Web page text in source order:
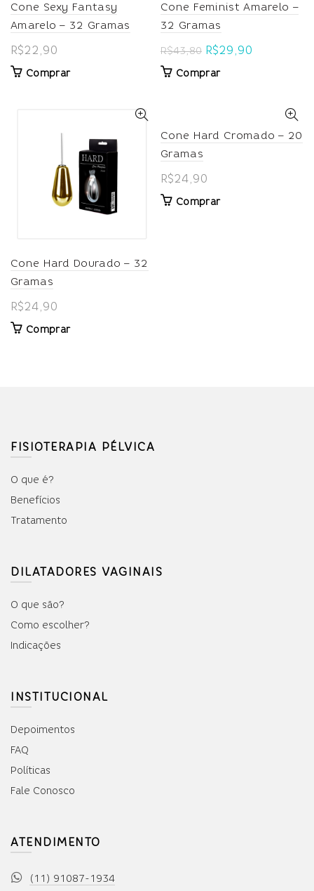
Cone Sexy Fantasy
Amarelo – 32 Gramas
R$22,90
Comprar
Cone Feminist Amarelo –
32 Gramas
R$43,80 Original
price
R$29,90
Comprar
Cone Hard Dourado – 32
Gramas
R$24,90
Comprar
Cone Hard Cromado – 20
Gramas
R$24,90
Comprar
FISIOTERAPIA PÉLVICA
O que é?
Benefícios
Tratamento
DILATADORES VAGINAIS
O que são?
Como escolher?
Indicações
INSTITUCIONAL
Depoimentos
FAQ
Políticas
Fale Conosco
ATENDIMENTO
(11) 91087-1934